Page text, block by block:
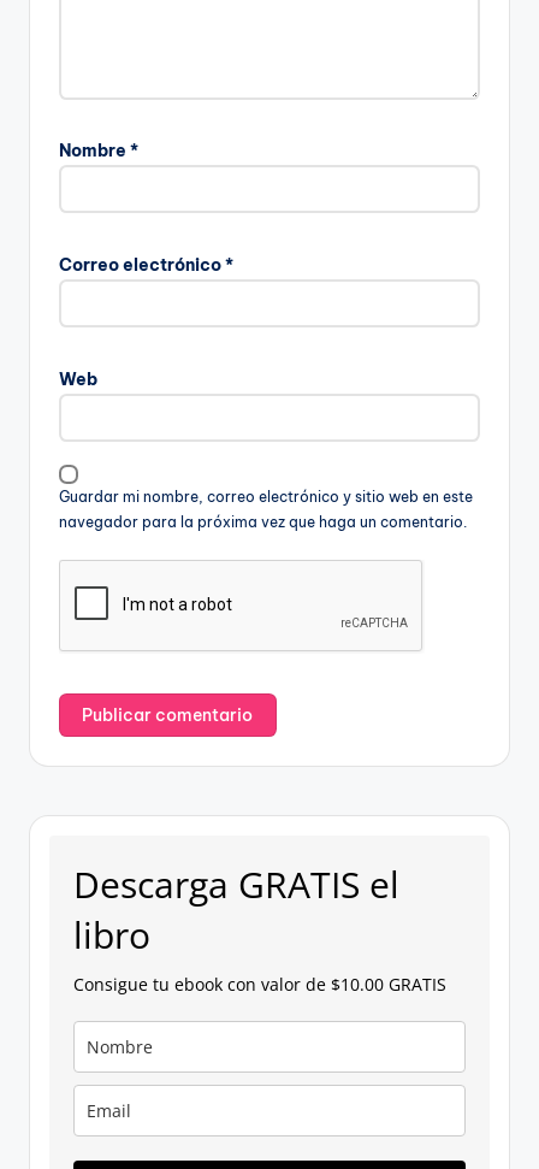
Nombre *
Correo electrónico*
Web
Guardar mi nombre, correo electrónico y sitio web en este
navegador para la próxima vez que haga un comentario.
Descarga GRATIS el
libro
Consigue tu ebook con valor de $10.00 GRATIS